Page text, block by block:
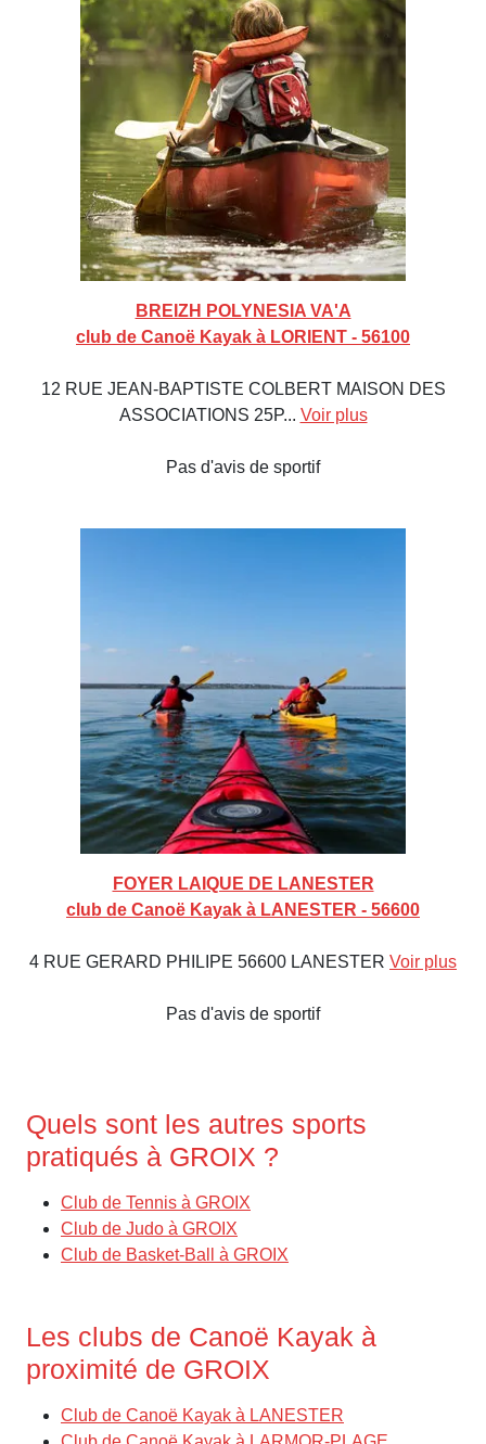
BREIZH POLYNESIA VA'A
club de Canoë Kayak à LORIENT - 56100
12 RUE JEAN-BAPTISTE COLBERT MAISON DES
ASSOCIATIONS 25P... Voir plus
Pas d'avis de sportif
FOYER LAIQUE DE LANESTER
club de Canoë Kayak à LANESTER - 56600
4 RUE GERARD PHILIPE 56600 LANESTER Voir plus
Pas d'avis de sportif
Quels sont les autres sports
pratiqués à GROIX ?
Club de Tennis à GROIX
Club de Judo à GROIX
Club de Basket-Ball à GROIX
Les clubs de Canoë Kayak à
proximité de GROIX
Club de Canoë Kayak à LANESTER